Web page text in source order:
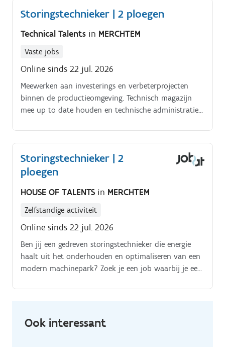
Storingstechnieker | 2 ploegen
Technical Talents in MERCHTEM
Vaste jobs
Online sinds 22 jul. 2026
Meewerken aan investerings en verbeterprojecten
binnen de productieomgeving. Technisch magazijn
mee up to date houden en technische administratie
Storingstechnieker | 2
ploegen
HOUSE OF TALENTS in MERCHTEM
Zelfstandige activiteit
Online sinds 22 jul. 2026
Ben jij een gedreven storingstechnieker die energie
haalt uit het onderhouden en optimaliseren van een
modern machinepark? Zoek je een job waarbij je een
alsook een Premium hospitalisatieverzekering naast
Ook interessant